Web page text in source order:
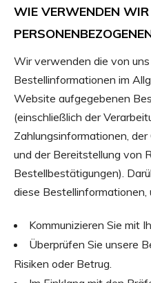
WIE VERWENDEN WIR
Wir verwenden die von
Bestellinformationen im
Website aufgegebenen
(einschließlich der
Zahlungsinformationen,
und der Bereitstellung von
Bestellbestätigungen).
diese Bestellinformationen,
Kommunizieren Sie mit
Überprüfen Sie unsere
Risiken oder Betrug.